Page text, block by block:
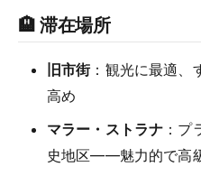
🏨 滞在場所
旧市街：観光に最適
高め
マラー・ストラナ ：
史地区——魅力的で高